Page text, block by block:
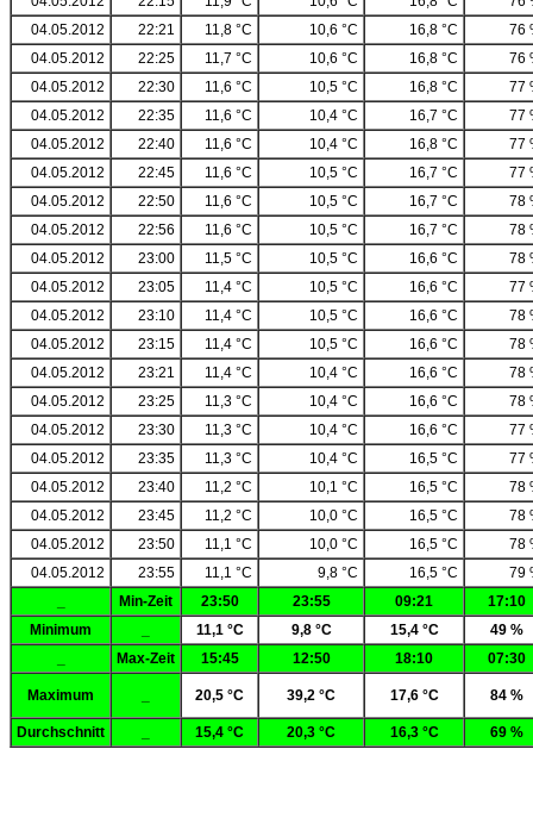
04.05.2012
22:21 11,8 °C 10,6 °C 16,8 °C
76
04.05.2012
22:25 11,7 °C 10,6 °C 16,8 °C
76
04.05.2012
22:30 11,6 °C 10,5 °C 16,8 °C
77
04.05.2012
22:35 11,6 °C 10,4 °C 16,7 °C
77
04.05.2012
22:40 11,6 °C 10,4 °C 16,8 °C
77
04.05.2012
22:45 11,6 °C 10,5 °C 16,7 °C
77
04.05.2012
22:50 11,6 °C 10,5 °C 16,7 °C
78
04.05.2012
22:56 11,6 °C 10,5 °C 16,7 °C
78
04.05.2012
23:00 11,5 °C 10,5 °C 16,6 °C
78
04.05.2012
23:05 11,4 °C 10,5 °C 16,6 °C
77
04.05.2012
23:10 11,4 °C 10,5 °C 16,6 °C
78
04.05.2012
23:15 11,4 °C 10,5 °C 16,6 °C
78
04.05.2012
23:21 11,4 °C 10,4 °C 16,6 °C
78
04.05.2012
23:25 11,3 °C 10,4 °C 16,6 °C
78
04.05.2012
23:30 11,3 °C 10,4 °C 16,6 °C
77
04.05.2012
23:35 11,3 °C 10,4 °C 16,5 °C
77
04.05.2012
23:40 11,2 °C 10,1 °C 16,5 °C
78
04.05.2012
23:45 11,2 °C 10,0 °C 16,5 °C
78
04.05.2012
23:50 11,1 °C 10,0 °C 16,5 °C
78
04.05.2012
23:55 11,1 °C 9,8 °C 16,5 °C
79
Min-Zeit 23:50 23:55 09:21
17:10
Minimum
11,1 °C 9,8 °C 15,4 °C
49 %
Max-Zeit 15:45 12:50 18:10 07:30
Maximum 20,5 °C 39,2 °C 17,6 °C 84 %
Durchschnitt 15,4 °C 20,3 °C 16,3 °C 69 %